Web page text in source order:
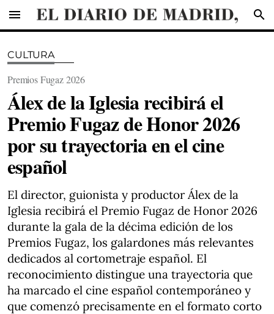
menu search
CULTURA
Premios Fugaz 2026
Álex de la Iglesia recibirá el
Premio Fugaz de Honor 2026
por su trayectoria en el cine
español
El director, guionista y productor Álex de la
Iglesia recibirá el Premio Fugaz de Honor 2026
durante la gala de la décima edición de los
Premios Fugaz, los galardones más relevantes
dedicados al cortometraje español. El
reconocimiento distingue una trayectoria que
ha marcado el cine español contemporáneo y
que comenzó precisamente en el formato corto